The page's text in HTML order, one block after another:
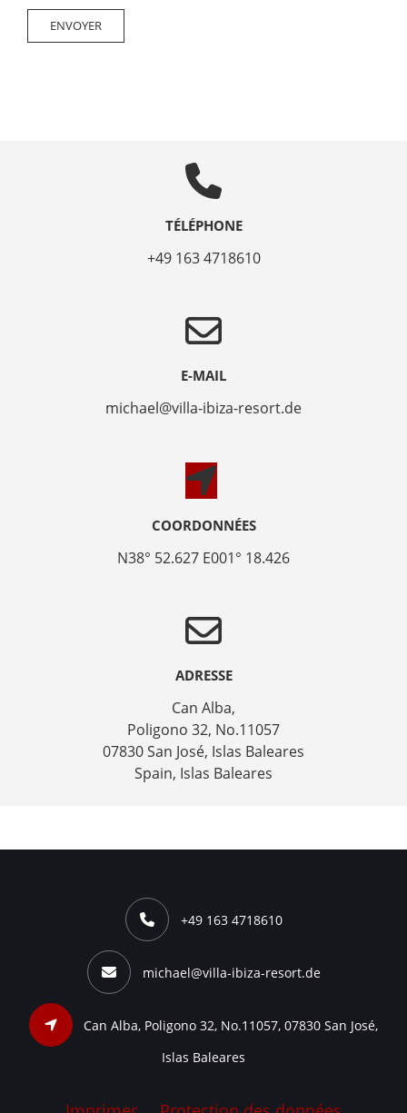
TÉLÉPHONE
+49 163 4718610
E-MAIL
michael@villa-ibiza-resort.de
COORDONNÉES
N38° 52.627 E001° 18.426
ADRESSE
Can Alba,
Poligono 32, No.11057
07830 San José, Islas Baleares
Spain, Islas Baleares
+49 163 4718610
michael@villa-ibiza-resort.de
Can Alba, Poligono 32, No.11057, 07830 San José,
Islas Baleares